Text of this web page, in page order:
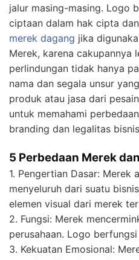
jalur masing-masing. Logo
ciptaan dalam hak cipta
merek dagang jika
Merek, karena cakupannya
perlindungan tidak hanya
nama dan segala unsur
produk atau jasa dari
untuk memahami
branding dan legalitas
5 Perbedaan Merek
1. Pengertian Dasar: Merek
menyeluruh dari suatu
elemen visual dari merek
2. Fungsi: Merek
perusahaan. Logo
3. Kekuatan Emosional: